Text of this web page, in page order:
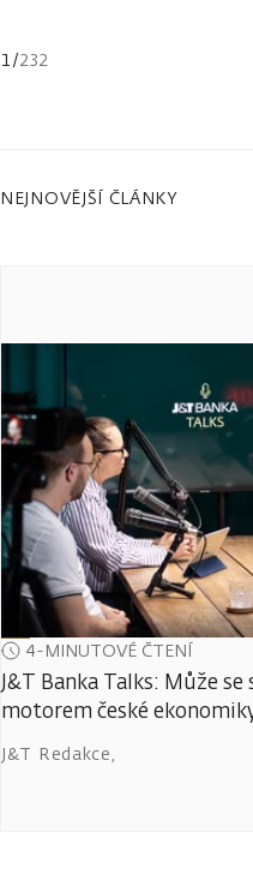
1 /232
NEJNOVĚJŠÍ ČLÁNKY
4-MINUTOVÉ ČTENÍ
J&T Banka Talks: Může
motorem české
J&T Redakce,